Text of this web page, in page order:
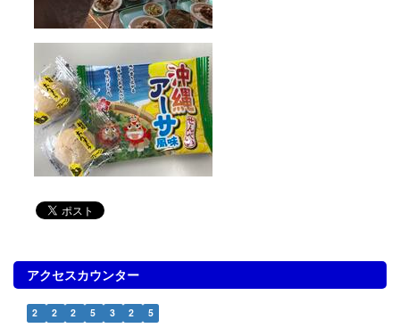
アクセスカウンター
2 2 2 5 3 2 5